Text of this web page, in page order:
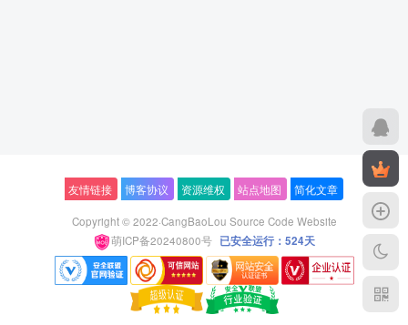
友情链接 博客协议 资源维权 站点地图 简化文章
Copyright © 2022·CangBaoLou Source Code Website
萌ICP备20240800号 已安全运行：524天